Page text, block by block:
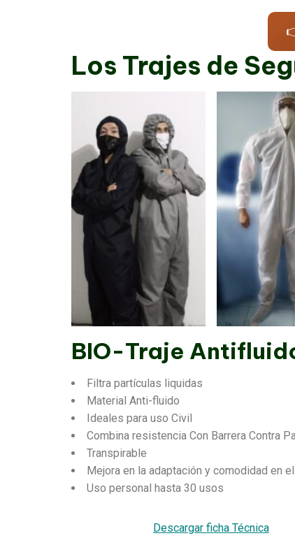
Los Trajes de
BIO-Traje
Filtra partículas liquidas
Material Anti-fluido
Ideales para uso Civil
Combina resistencia Con Barrera Contra
Transpirable
Mejora en la adaptación y comodidad en
Uso personal hasta 30 usos
Descargar ficha Técnica